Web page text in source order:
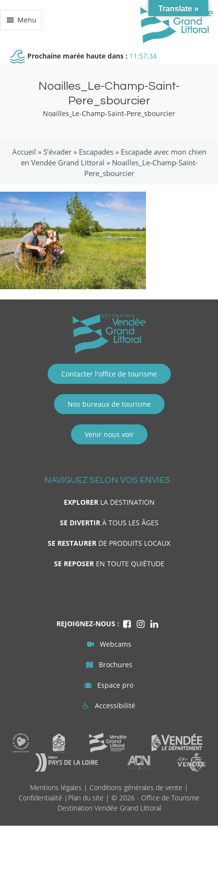
Menu
Prochaine marée haute dans : 11:57:33
Noailles_Le-Champ-Saint-
Pere_sbourcier
Noailles_Le-Champ-Saint-Pere_sbourcier
Accueil » S’évader» Escapades» Escapade avec mon chien
en Vendée Grand Littoral » Noailles_Le-Champ-Saint-
Pere_sbourcier
Contacter l'office de tourisme
Nos bureaux de tourisme
Venir nous voir
NAVIGUEZ SELON VOS ENVIES :
EXPLORERLA DESTINATION
SE DIVERTIRÀ TOUS LES ÂGES
SE RESTAURER DE PRODUITS LOCAUX
SE REPOSEREN TOUTE QUIÉTUDE
REJOIGNEZ-NOUS :
Webcams
Brochures
Espace pro
Accessibilité
Mentions légales | Conditions générales de vente |
Confidentialité | Plan du site | © 2026 - Office de Tourisme
Destination Vendée Grand Littoral
Translate »